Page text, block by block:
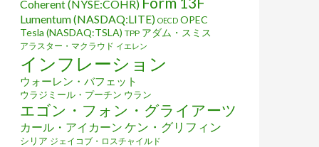
Coherent (NYSE:COHR)
Lumentum (NASDAQ:LITE) OECD OPEC
Tesla (NASDAQ:TSLA) TPP アダム・スミス
アラスター・マクラウド イエレン
インフレーション
ウォーレン・バフェット
ウラジミール・プーチン ウラン
エゴン・フォン・グライアーツ
カール・アイカーン ケン・グリフィン
シリア ジェイコブ・ロスチャイルド